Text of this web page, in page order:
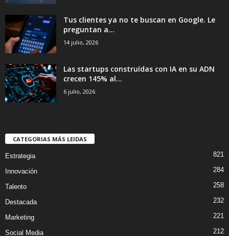
Tus clientes ya no te buscan en Google. Le
preguntan a...
14 julio, 2026
Las startups construídas con IA en su ADN
crecen 145% al...
6 julio, 2026
CATEGORIAS MÁS LEIDAS
Estrategia 821
Innovación 284
Talento 258
Destacada 232
Marketing 221
Social Media 212